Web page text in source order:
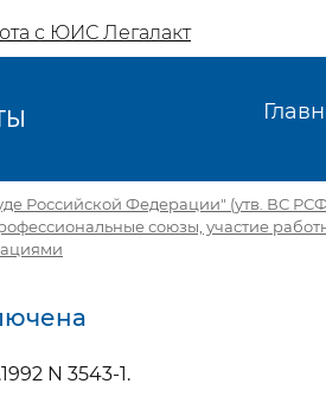
с ЮИС Легалакт
Российской Федерации" (утв. ВС
союзы, участие
N 3543-1.